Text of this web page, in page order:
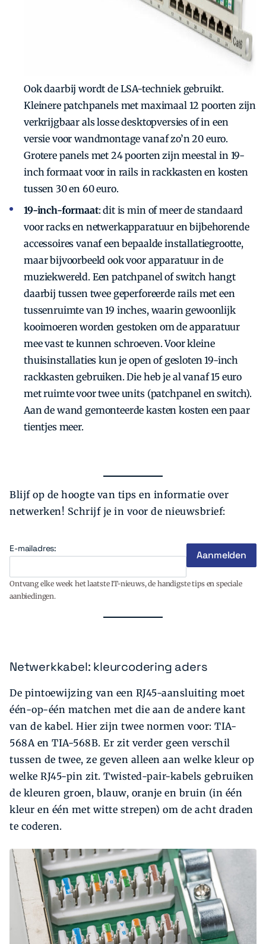
Ook daarbij wordt de LSA-techniek gebruikt.
Kleinere patchpanels met maximaal 12 poorten zijn
verkrijgbaar als losse desktopversies of in een
versie voor wandmontage vanaf zo’n 20 euro.
Grotere panels met 24 poorten zijn meestal in 19-
inch formaat voor in rails in rackkasten en kosten
tussen 30 en 60 euro.
19-inch-formaat: dit is min of meer de standaard
voor racks en netwerkapparatuur en bijbehorende
accessoires vanaf een bepaalde installatiegrootte,
maar bijvoorbeeld ook voor apparatuur in de
muziek­wereld. Een patchpanel of switch hangt
daarbij tussen twee geperforeerde rails met een
tussenruimte van 19 inches, waarin gewoonlijk
kooimoeren worden gestoken om de apparatuur
mee vast te kunnen schroeven. Voor kleine
thuisinstallaties kun je open of gesloten 19-inch
rackkasten gebruiken. Die heb je al vanaf 15 euro
met ruimte voor twee units (patchpanel en switch).
Aan de wand gemonteerde kasten kosten een paar
tientjes meer.
Blijf op de hoogte van tips en informatie over
netwerken! Schrijf je in voor de nieuwsbrief:
E-mailadres:
Ontvang elke week het laatste IT-nieuws, de handigste tips en speciale
aanbiedingen.
Netwerkkabel: kleurcodering aders
De pintoewijzing van een RJ45-aansluiting moet
één-op-één matchen met die aan de andere kant
van de kabel. Hier zijn twee normen voor: TIA-
568A en TIA-568B. Er zit verder geen verschil
tussen de twee, ze geven alleen aan welke kleur op
welke RJ45-pin zit. Twisted-pair-kabels gebruiken
de kleuren groen, blauw, oranje en bruin (in één
kleur en één met witte strepen) om de acht draden
te coderen.